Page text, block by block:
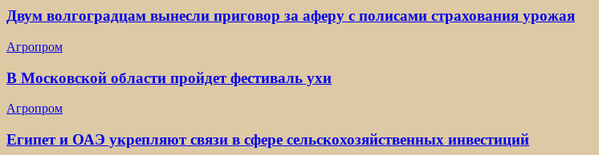
Двум волгоградцам вынесли приговор за аферу с полисами страхования урожая
Агропром
В Московской области пройдет фестиваль ухи
Агропром
Египет и ОАЭ укрепляют связи в сфере сельскохозяйственных инвестиций